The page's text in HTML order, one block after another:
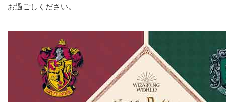
お過ごしください。